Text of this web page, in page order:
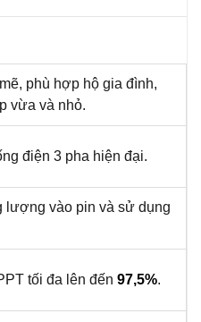
phù hợp hộ gia đình,
vừa và nhỏ.
điện 3 pha hiện đại.
lượng vào pin và sử dụng
tối đa lên đến 97,5%.